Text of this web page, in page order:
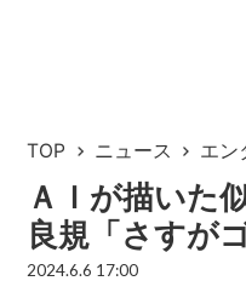
TOP ニュース エン
ＡＩが描いた
良規「さすが
2024.6.6 17:00